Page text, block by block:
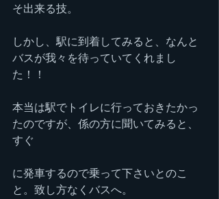
そ出来る技。
しかし、駅に到着してみると、なんと
バスが我々を待っていてくれまし
た！！
本当は駅でトイレに行っておきたかっ
たのですが、係の方に聞いてみると、
すぐ
に発車するので乗って下さいとのこ
と。致し方なくバスへ。